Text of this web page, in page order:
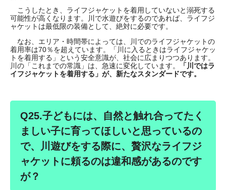
こうしたとき、ライフジャケットを着用していないと溺死する
可能性が高くなります。川で水遊びをするのであれば、ライフジ
ャケットは最低限の装備として、絶対に必要です。
なお、エリア・時間帯によっては、川でのライフジャケットの
着用率は70％を超えています。「川に入るときはライフジャケッ
トを着用する」という安全意識が、社会に広まりつつあります。
川の「これまでの常識」は、急速に変化しています。
「川ではラ
イフジャケットを着用する」が、新たなスタンダードです。
Q25.子どもには、自然と触れ合ってたく
ましい子に育ってほしいと思っているの
で、川遊びをする際に、贅沢なライフジ
ャケットに頼るのは違和感があるのです
が？